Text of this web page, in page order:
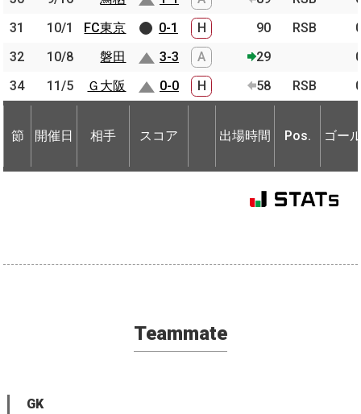
31
10/1 FC東京 0-1 H 90 RSB
32
10/8 磐田 3-3 A 29
34
11/5 Ｇ大阪 0-0 H 58 RSB
節 開催日 相手 スコア 出場時間 Pos. ゴー
31
10/1
FC東京
32
10/8
磐田
34
11/5 Ｇ大阪
節 開催日 相手
Teammate
GK